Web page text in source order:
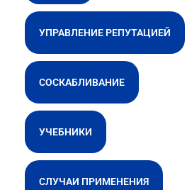
УПРАВЛЕНИЕ РЕПУТАЦИЕЙ
СОСКАБЛИВАНИЕ
УЧЕБНИКИ
СЛУЧАИ ПРИМЕНЕНИЯ